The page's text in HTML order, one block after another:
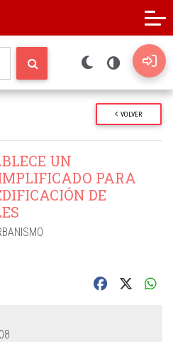
VOLVER
UN
PARA
DE